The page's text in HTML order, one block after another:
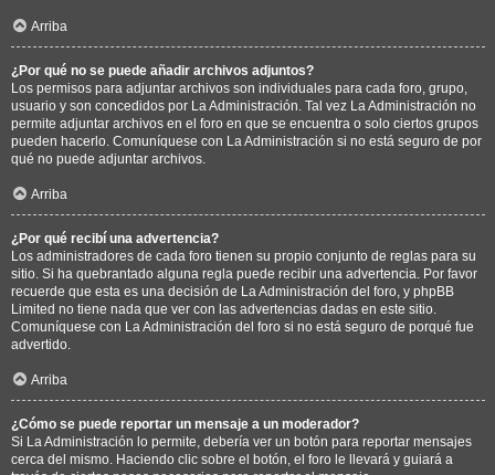
Arriba
¿Por qué no se puede añadir archivos adjuntos?
Los permisos para adjuntar archivos son individuales para cada foro, grupo,
usuario y son concedidos por La Administración. Tal vez La Administración no
permite adjuntar archivos en el foro en que se encuentra o solo ciertos grupos
pueden hacerlo. Comuníquese con La Administración si no está seguro de por
qué no puede adjuntar archivos.
Arriba
¿Por qué recibí una advertencia?
Los administradores de cada foro tienen su propio conjunto de reglas para su
sitio. Si ha quebrantado alguna regla puede recibir una advertencia. Por favor
recuerde que esta es una decisión de La Administración del foro, y phpBB
Limited no tiene nada que ver con las advertencias dadas en este sitio.
Comuníquese con La Administración del foro si no está seguro de porqué fue
advertido.
Arriba
¿Cómo se puede reportar un mensaje a un moderador?
Si La Administración lo permite, debería ver un botón para reportar mensajes
cerca del mismo. Haciendo clic sobre el botón, el foro le llevará y guiará a